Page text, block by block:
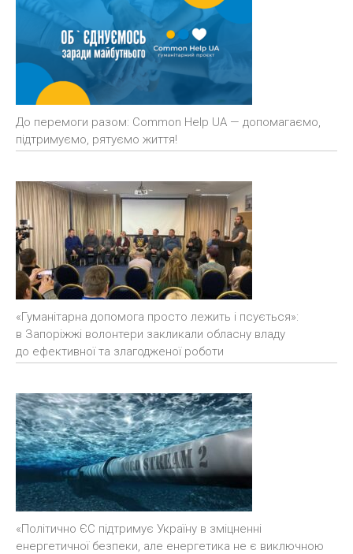
До перемоги разом: Common Help UA — допомагаємо,
підтримуємо, рятуємо життя!
«Гуманітарна допомога просто лежить і псується»:
в Запоріжжі волонтери закликали обласну владу
до ефективної та злагодженої роботи
«Політично ЄС підтримує Україну в зміцненні
енергетичної безпеки, але енергетика не є виключною